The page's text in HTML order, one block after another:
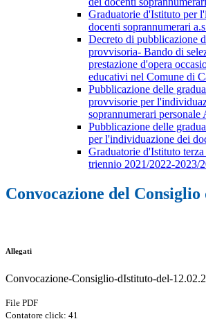
Graduatorie d'Istituto per
docenti soprannumerari
Decreto di pubblicazione
provvisoria- Bando di
prestazione d'opera
educativi nel Comune di
Pubblicazione delle
provvisorie per
soprannumerari personale
Pubblicazione delle
per l'individuazione dei
Graduatorie d'Istituto
triennio 2021/2022-2023/
Convocazione del
Allegati
Convocazione-Consiglio-dIstituto-del-
File PDF
Contatore click: 41